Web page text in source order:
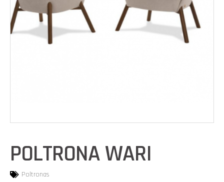
POLTRONA WARI
Poltronas